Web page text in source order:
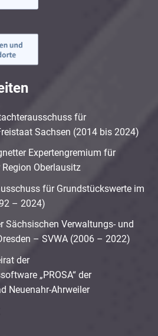
für
Sachsen (2014 bis 2024)
Expertengremium für
Oberlausitz
für Grundstückswerte im
– 2024)
Sächsischen Verwaltungs- und
– SVWA (2006 – 2022)
der
„PROSA“ der
Neuenahr-Ahrweiler